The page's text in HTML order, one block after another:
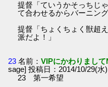
提督「ていうかそっちじ
て合わせるからバーニン
提督「ちょくちょく獣超
派だよ！」
23 名前：VIPにかわりまし
sage] 投稿日：2014/10/29(水
23 第一希望